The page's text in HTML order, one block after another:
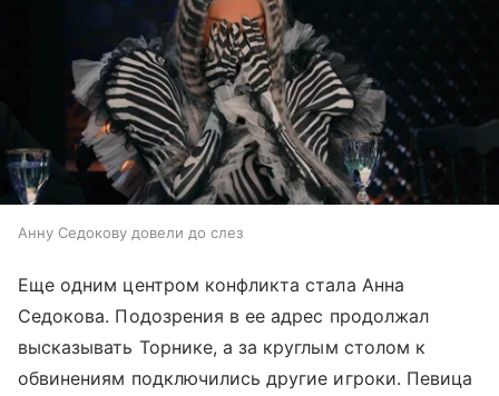
Анну Седокову довели до слез
Еще одним центром конфликта стала Анна
Седокова. Подозрения в ее адрес продолжал
высказывать Торнике, а за круглым столом к
обвинениям подключились другие игроки. Певица